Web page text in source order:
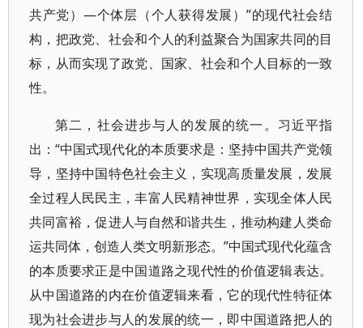
共产党）—个体层（个人获得发展）”的现代社会结
构，把政党、社会和个人的利益聚合为国家共同的目
标，从而实现了政党、国家、社会和个人目标的一致
性。
第二，社会进步与人的发展的统一。习近平指
出：“中国式现代化的本质要求是：坚持中国共产党领
导，坚持中国特色社会主义，实现高质量发展，发展
全过程人民民主，丰富人民精神世界，实现全体人民
共同富裕，促进人与自然和谐共生，推动构建人类命
运共同体，创造人类文明新形态。”中国式现代化蕴含
的本质要求正是中国道路之现代性的价值逻辑表达。
从中国道路的内在价值逻辑来看，它的现代性特征体
现为社会进步与人的发展的统一，即中国道路把人的